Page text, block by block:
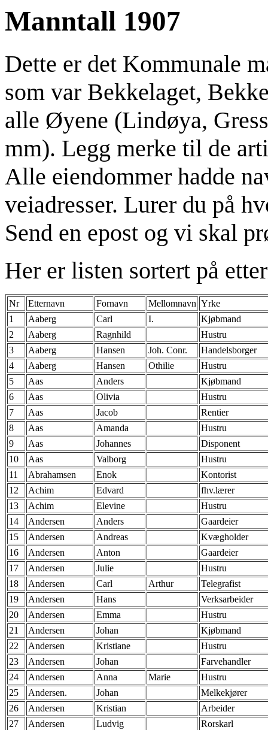
Manntall 1907
Dette er det Kommunale
som var Bekkelaget,
alle Øyene (Lindøya,
mm). Legg merke til de
Alle eiendommer hadde
veiadresser. Lurer du på
Send en epost og vi skal
Her er listen sortert på
Nr Etternavn Fornavn Mellomnavn Yrke
1
Aaberg Carl I.
Kjøbmand
2
Aaberg Ragnhild
Hustru
3
Aaberg Hansen Joh. Conr.
Handelsborger
4
Aaberg Hansen Othilie
Hustru
5
Aas Anders
Kjøbmand
6
Aas Olivia
Hustru
7
Aas Jacob
Rentier
8
Aas Amanda
Hustru
9
Aas Johannes
Disponent
10
Aas Valborg
Hustru
11
Abrahamsen Enok
Kontorist
12
Achim Edvard
fhv.lærer
13
Achim Elevine
Hustru
14
Andersen Anders
Gaardeier
15
Andersen Andreas
Kvægholder
16
Andersen Anton
Gaardeier
17
Andersen Julie
Hustru
18
Andersen Carl Arthur
Telegrafist
19
Andersen Hans
Verksarbeider
20
Andersen Emma
Hustru
21
Andersen Johan
Kjøbmand
22
Andersen Kristiane
Hustru
23
Andersen Johan
Farvehandler
24
Andersen Anna Marie
Hustru
25
Andersen. Johan
Melkekjører
26
Andersen Kristian
Arbeider
27
Andersen Ludvig
Rorskarl